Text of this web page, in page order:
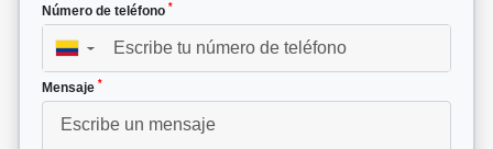
Número de teléfono *
▼
Mensaje *